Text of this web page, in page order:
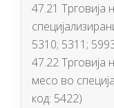
47.21 Трговија
5310; 5311;
47.22
месо во
код: 5422)